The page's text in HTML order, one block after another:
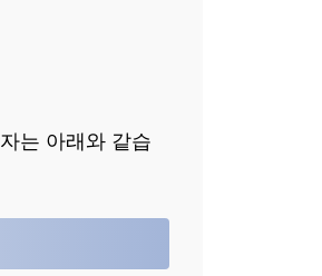
는 아래와 같습